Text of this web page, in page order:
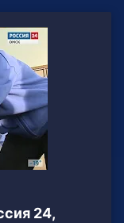
24,